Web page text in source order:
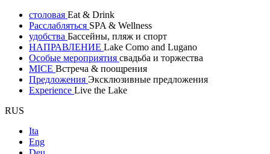
столовая Eat & Drink
Расслабляться SPA & Wellness
удобства Бассейны, пляж и спорт
НАПРАВЛЕНИЕ Lake Como and Lugano
Особые мероприятия свадьба и торжества
MICE Встреча & поощрения
Предложения Эксклюзивные предложения
Experience Live the Lake
RUS
Ita
Eng